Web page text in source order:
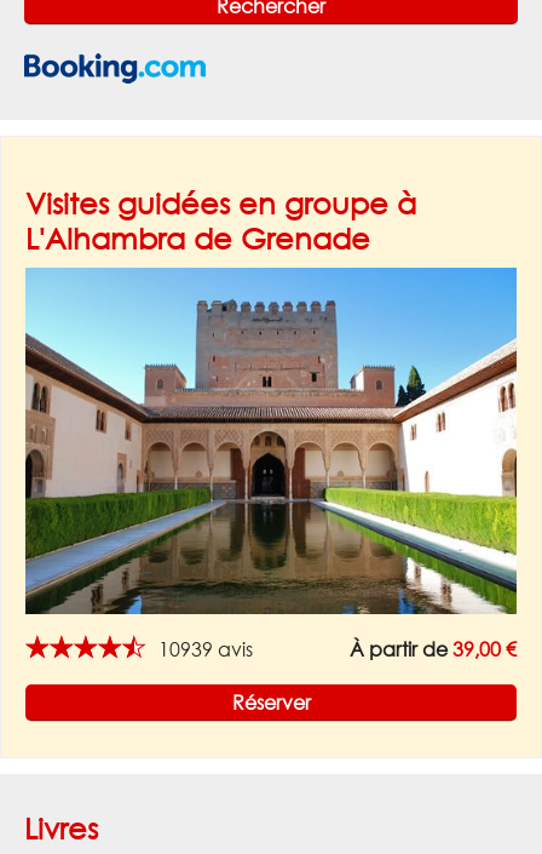
Visites guidées en groupe à
L'Alhambra de Grenade
★★★★★ 10939 avis À partir de39,00 €
Réserver
Livres